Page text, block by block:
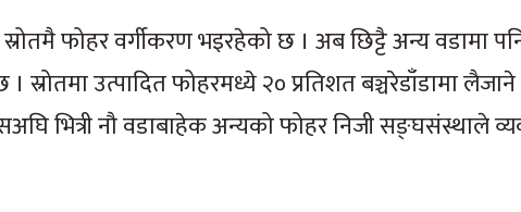
फोहर वर्गीकरण भइरहेको छ । अब छिट्टै अन्य वडामा
स्रोतमा उत्पादित फोहरमध्ये २० प्रतिशत बञ्चरेडाँडामा
भित्री नौ वडाबाहेक अन्यको फोहर निजी सङ्घसंस्थाले